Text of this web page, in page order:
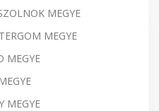
MEGYE
MEGYE
MEGYE
MEGYE